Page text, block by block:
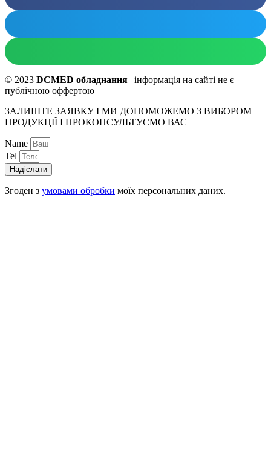
© 2023 DCMED обладнання | інформація на сайті не є
публічною оффертою
ЗАЛИШТЕ ЗАЯВКУ І МИ ДОПОМОЖЕМО З ВИБОРОМ
ПРОДУКЦІЇ І ПРОКОНСУЛЬТУЄМО ВАС
Name
Tel
Надіслати
Згоден з умовами обробки моїх персональних даних.